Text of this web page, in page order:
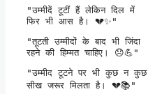
"उम्मीदें टूटीं हैं लेकिन दिल में
फिर भी आस है। 💔✨"
"तूटती उम्मीदों के बाद भी जिंदा
रहने की हिम्मत चाहिए। 😞💪"
"उम्मीद टूटने पर भी कुछ न कुछ
सीख जरूर मिलता है। 💔📚"